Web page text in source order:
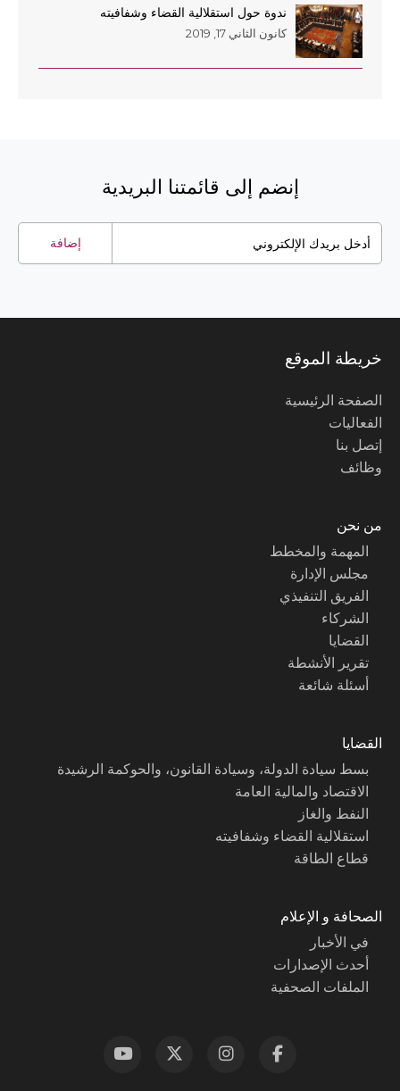
ندوة حول استقلالية القضاء وشفافيته
كانون الثاني 17, 2019
إنضم إلى قائمتنا البريدية
إضافة
خريطة الموقع
الصفحة الرئيسية
الفعاليات
إتصل بنا
وظائف
من نحن
المهمة والمخطط
مجلس الإدارة
الفريق التنفيذي
الشركاء
القضايا
تقرير الأنشطة
أسئلة شائعة
القضايا
بسط سيادة الدولة، وسيادة القانون، والحوكمة الرشيدة
الاقتصاد والمالية العامة
النفط والغاز
استقلالية القضاء وشفافيته
قطاع الطاقة
الصحافة و الإعلام
في الأخبار
أحدث الإصدارات
الملفات الصحفية